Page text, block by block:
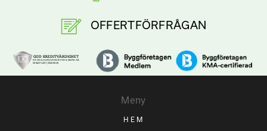
OFFERTFÖRFRÅGAN
Meny
HEM